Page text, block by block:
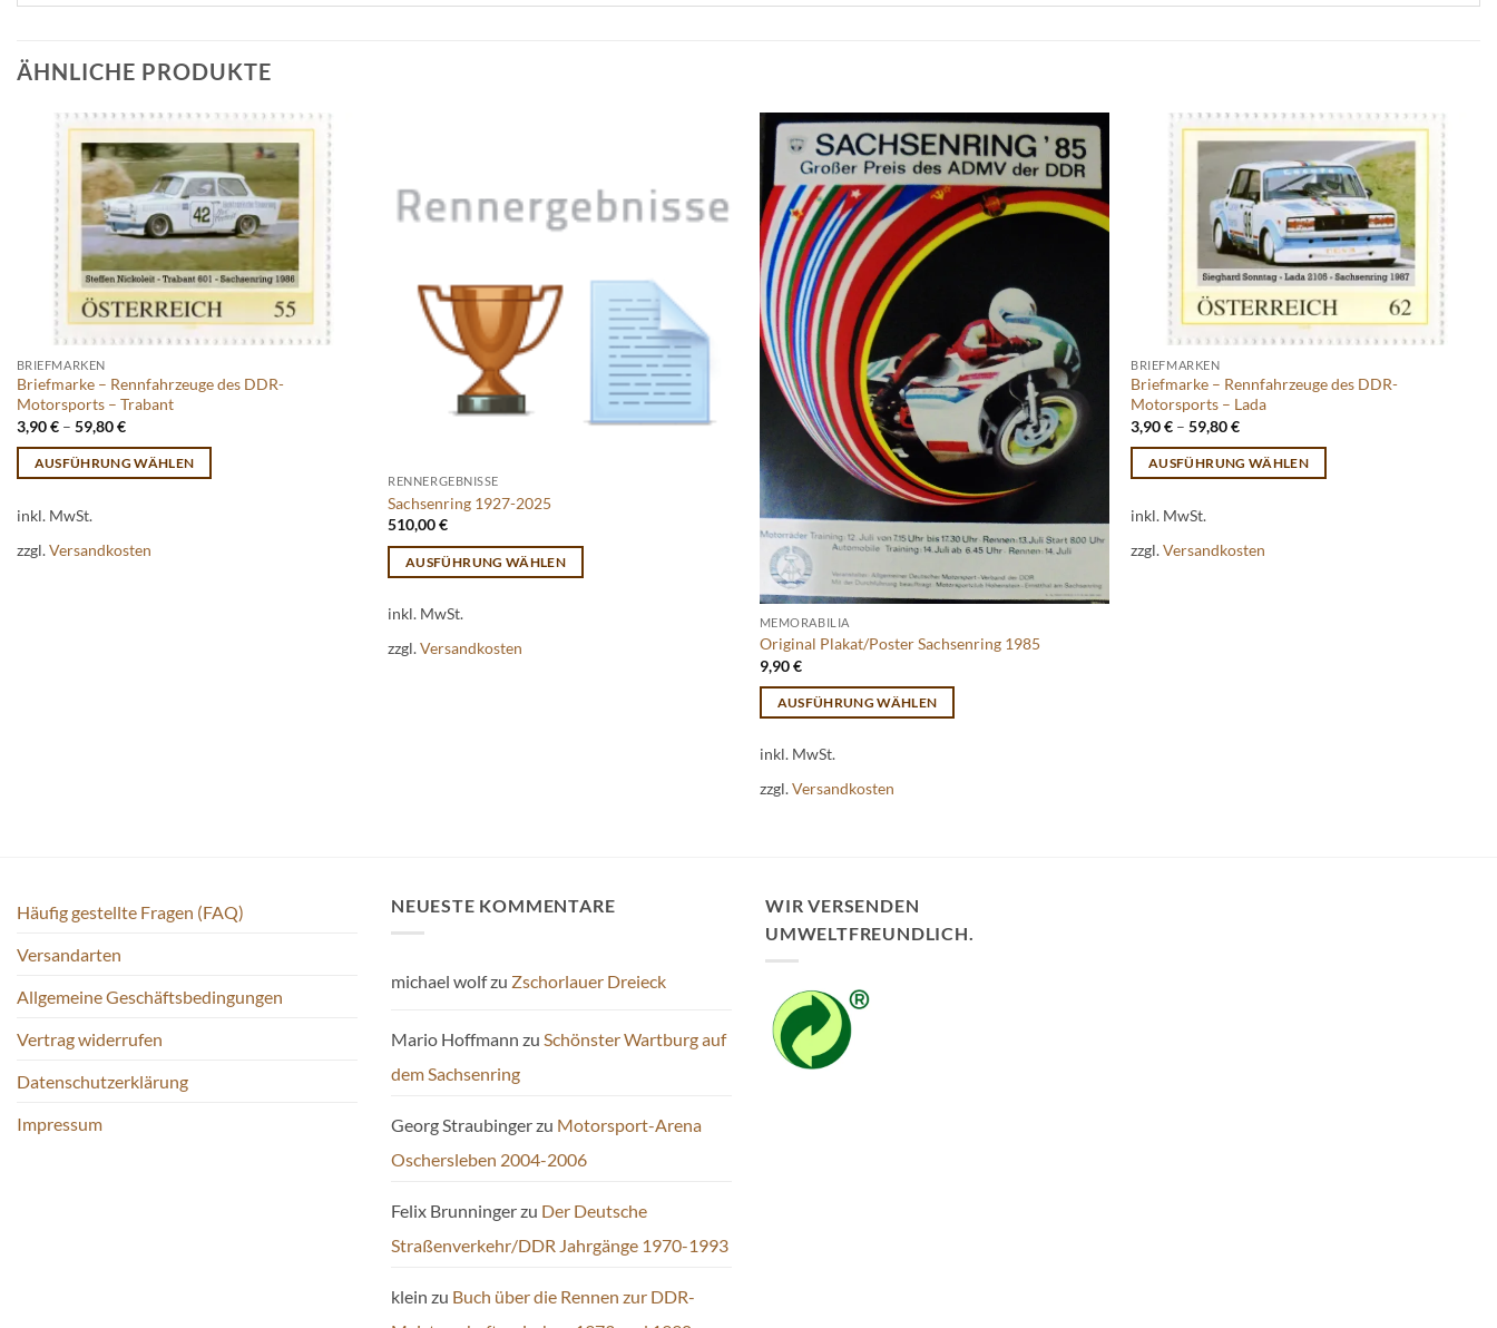
ÄHNLICHE PRODUKTE
BRIEFMARKEN
Briefmarke – Rennfahrzeuge des DDR-
Motorsports – Trabant
3,90€– 59,80€
AUSFÜHRUNG WÄHLEN
Produkt
weist
inkl. MwSt.
zzgl.Versandkosten
RENNERGEBNISSE
Sachsenring 1927-2025
510,00€
AUSFÜHRUNG WÄHLEN
Produkt
weist
gewählt
inkl. MwSt.
zzgl.Versandkosten
MEMORABILIA
Original Plakat/Poster Sachsenring 1985
9,90€
AUSFÜHRUNG WÄHLEN
Produkt
weist
Optionen
können
auf
Produktseite
gewählt
werden
inkl. MwSt.
zzgl.Versandkosten
BRIEFMARKEN
Briefmarke – Rennfahrzeuge des DDR-
Motorsports – Lada
3,90€ –59,80€
AUSFÜHRUNG WÄHLEN
Produkt
weist
inkl. MwSt.
zzgl.Versandkosten
Häufig gestellte Fragen (FAQ)
Versandarten
Allgemeine Geschäftsbedingungen
Vertrag widerrufen
Datenschutzerklärung
Impressum
NEUESTE KOMMENTARE
michael wolfzu Zschorlauer Dreieck
Mario Hoffmann zu Schönster Wartburg auf
dem Sachsenring
Georg Straubingerzu Motorsport-Arena
Oschersleben 2004-2006
Felix Brunningerzu Der Deutsche
Straßenverkehr/DDR Jahrgänge 1970-1993
klein zu Buch über die Rennen zur DDR-
WIR VERSENDEN
UMWELTFREUNDLICH.